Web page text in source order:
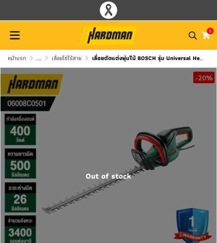
0
หน้าแรก ... เลื่อยโซ่ไร้สาย เลื่อยตัดแต่งพุ่มไม้ BOSCH รุ่น Universal HedgeCut 50
-20%
Out of stock